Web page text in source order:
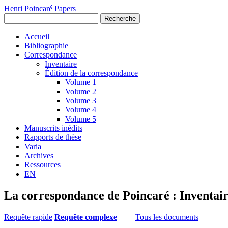
Henri Poincaré Papers
Recherche
Accueil
Bibliographie
Correspondance
Inventaire
Édition de la correspondance
Volume 1
Volume 2
Volume 3
Volume 4
Volume 5
Manuscrits inédits
Rapports de thèse
Varia
Archives
Ressources
EN
La correspondance de Poincaré :
Requête rapide Requête complexe Tous les documents